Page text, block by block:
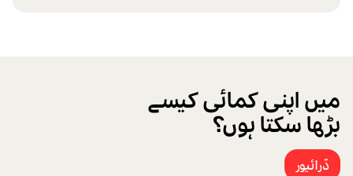
میں اپنی کمائی کیسے
بڑھا سکتا ہوں؟
ڈرائیور